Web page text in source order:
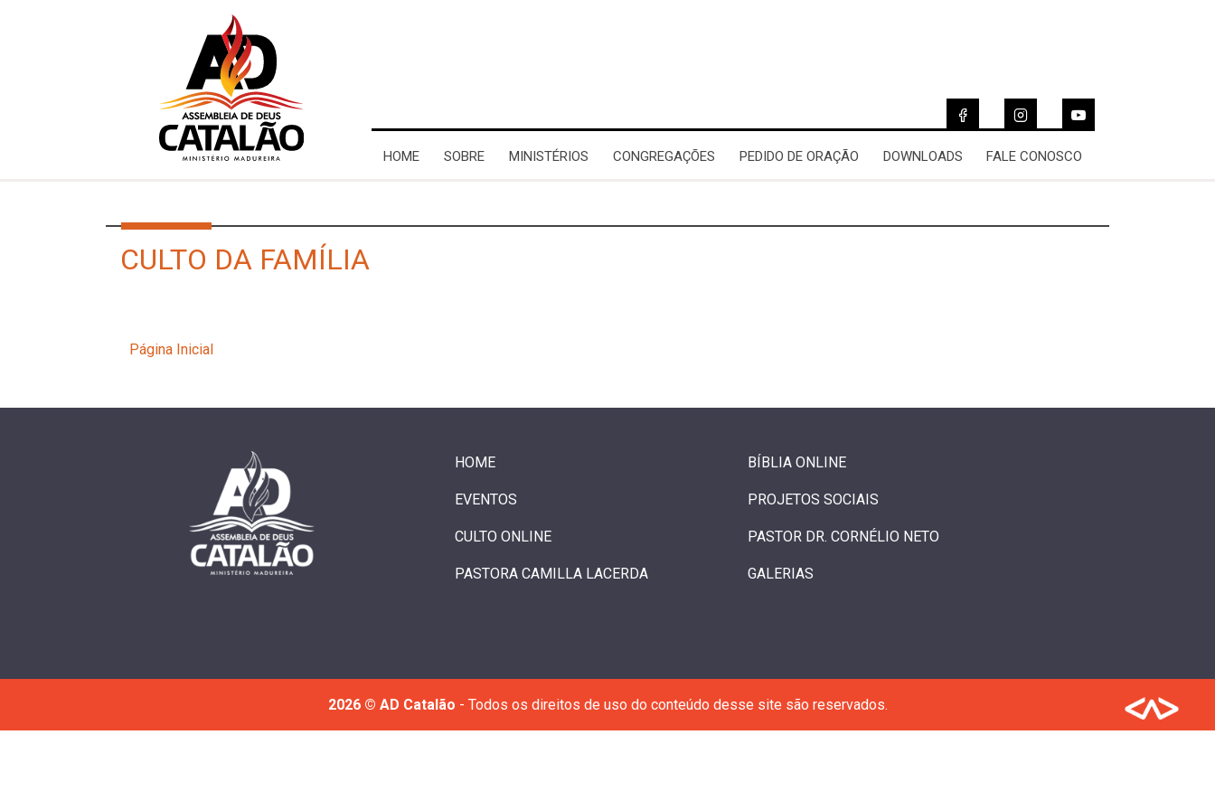
HOME SOBRE MINISTÉRIOS CONGREGAÇÕES PEDIDO DE ORAÇÃO DOWNLOADS FALE CONOSCO
CULTO DA FAMÍLIA
Página Inicial
HOME BÍBLIA ONLINE
EVENTOS PROJETOS SOCIAIS
CULTO ONLINE PASTOR DR. CORNÉLIO NETO
PASTORA CAMILLA LACERDA GALERIAS
2026 © AD Catalão - Todos os direitos de uso do conteúdo desse site são reservados.